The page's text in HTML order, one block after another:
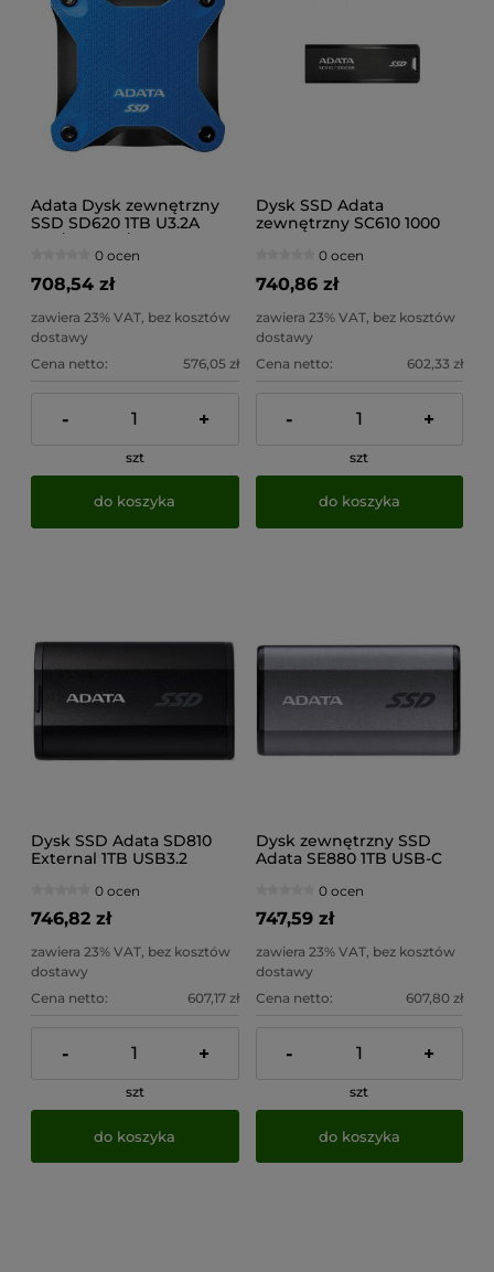
Adata Dysk zewnętrzny
SSD SD620 1TB U3.2A
0 ocen
708,54 zł
zawiera 23% VAT, bez kosztów
dostawy
Cena netto:
576,05 zł
- +
szt
do koszyka
Dysk SSD Adata
zewnętrzny SC610 1000
0 ocen
740,86 zł
zawiera 23% VAT, bez kosztów
dostawy
Cena netto:
602,33 zł
- +
szt
do koszyka
Dysk SSD Adata SD810
External 1TB USB3.2
0 ocen
746,82 zł
zawiera 23% VAT, bez kosztów
dostawy
Cena netto:
607,17 zł
- +
szt
do koszyka
Dysk zewnętrzny SSD
Adata SE880 1TB USB-C
0 ocen
747,59 zł
zawiera 23% VAT, bez kosztów
dostawy
Cena netto:
607,80 zł
- +
szt
do koszyka